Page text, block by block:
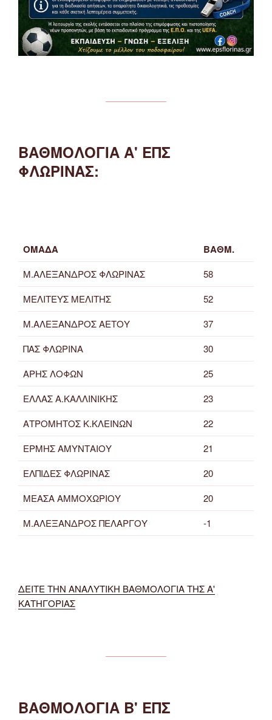
ΒΑΘΜΟΛΟΓΙΑ Α' ΕΠΣ
ΦΛΩΡΙΝΑΣ:
ΟΜΑΔΑ ΒΑΘΜ.
Μ.ΑΛΕΞΑΝΔΡΟΣ ΦΛΩΡΙΝΑΣ
58
ΜΕΛΙΤΕΥΣ ΜΕΛΙΤΗΣ
52
Μ.ΑΛΕΞΑΝΔΡΟΣ ΑΕΤΟΥ
37
ΠΑΣ ΦΛΩΡΙΝΑ
30
ΑΡΗΣ ΛΟΦΩΝ
25
ΕΛΛΑΣ Α.ΚΑΛΛΙΝΙΚΗΣ
23
ΑΤΡΟΜΗΤΟΣ Κ.ΚΛΕΙΝΩΝ
22
ΕΡΜΗΣ ΑΜΥΝΤΑΙΟΥ
21
ΕΛΠΙΔΕΣ ΦΛΩΡΙΝΑΣ
20
ΜΕΑΣΑ ΑΜΜΟΧΩΡΙΟΥ
20
Μ.ΑΛΕΞΑΝΔΡΟΣ ΠΕΛΑΡΓΟΥ
-1
ΔΕΙΤΕ ΤΗΝ ΑΝΑΛΥΤΙΚΗ ΒΑΘΜΟΛΟΓΙΑ ΤΗΣ Α'
ΚΑΤΗΓΟΡΙΑΣ
ΒΑΘΜΟΛΟΓΙΑ Β' ΕΠΣ